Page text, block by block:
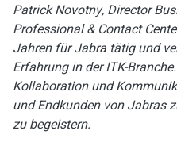
Patrick Novotny, Director
Professional & Contact
Jahren für Jabra tätig und
Erfahrung in der ITK-
Kollaboration und
und Endkunden von Jabras
zu begeistern.